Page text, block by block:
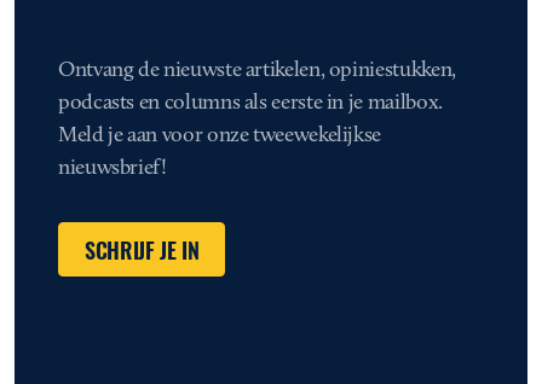
Ontvang de nieuwste artikelen, opiniestukken,
podcasts en columns als eerste in je mailbox.
Meld je aan voor onze tweewekelijkse
nieuwsbrief!
SCHRIJF JE IN